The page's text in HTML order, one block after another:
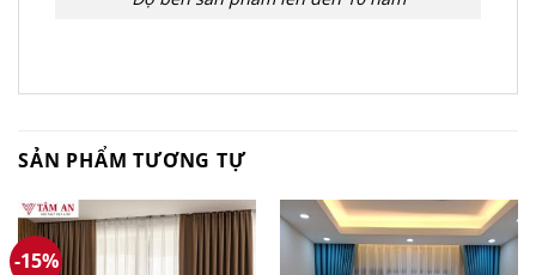
SẢN PHẨM TƯƠNG TỰ
-15%